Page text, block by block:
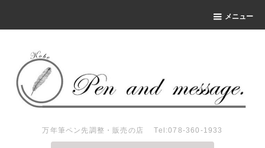
メニュー
万年筆ペン先調整・販売の店 Tel:078-360-1933